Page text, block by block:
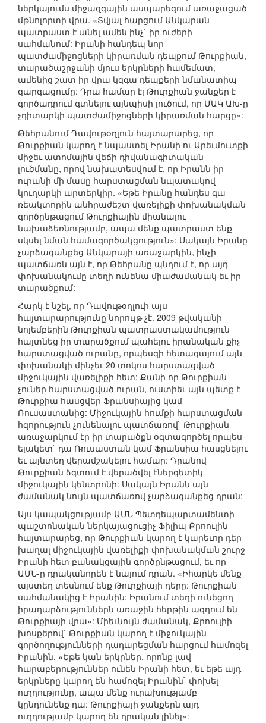
ներկայումս միջազգային ասպարեզում առաջացած
մթնոլորտի վրա. «Տվյալ հարցում Անկարան
պատրաստ է անել ամեն ինչ` իր ուժերի
սահմանում: Իրանի հանդեպ նոր
պատժամիջոցների կիրառման դեպքում Թուրքիան,
տարածաշրջանի մյուս երկրների համեմատ,
ամենից շատ իր վրա կզգա դեպքերի նմանատիպ
զարգացումը: Դրա համար էլ Թուրքիան ջանքեր է
գործադրում գտնելու այնպիսի լուծում, որ ՄԱԿ ԱԽ-ը
չդիտարկի պատժամիջոցների կիրառման հարցը»:
Թեհրանում Դավութօղլուն հայտարարեց, որ
Թուրքիան կարող է նպաստել Իրանի ու Արեւմուտքի
միջեւ ատոմային վեճի դիվանագիտական
լուծմանը, որով նախատեսվում է, որ Իրանն իր
ուրանի մի մասը հարստացման նպատակով
կուղարկի արտերկիր. «Եթե Իրանը հանդես գա
ռեակտորին անհրաժեշտ վառելիքի փոխանակման
գործընթացում Թուրքիային միանալու
նախաձեռնությամբ, ապա մենք պատրաստ ենք
սկսել նման համագործակցություն»: Սակայն Իրանը
չարձագանքեց Անկարայի առաջարկին, ինչի
պատճառն այն է, որ Թեհրանը պնդում է, որ այդ
փոխանակումը տեղի ունենա միաժամանակ եւ իր
տարածքում:
Հարկ է նշել, որ Դավութօղլուի այս
հայտարարությունը նորույթ չէ. 2009 թվականի
նոյեմբերին Թուրքիան պատրաստակամություն
հայտնեց իր տարածքում պահելու իրանական քիչ
հարստացված ուրանը, որպեսզի հետագայում այն
փոխանակի մինչեւ 20 տոկոս հարստացված
միջուկային վառելիքի հետ: Քանի որ Թուրքիան
չուներ հարստացված ուրան, ուստիեւ այն պետք է
Թուրքիա հասցվեր Ֆրանսիայից կամ
Ռուսաստանից: Միջուկային հումքի հարստացման
հզորություն չունենալու պատճառով` Թուրքիան
առաջարկում էր իր տարածքն օգտագործել որպես
ելակետ` դա Ռուսաստան կամ Ֆրանսիա հասցնելու
եւ այնտեղ վերամշակելու համար: Դրանով
Թուրքիան ձգտում է վերածվել էներգետիկ
միջուկային կենտրոնի: Սակայն Իրանն այն
ժամանակ նույն պատճառով չարձագանքեց դրան:
Այս կապակցությամբ ԱՄՆ Պետդեպարտամենտի
պաշտոնական ներկայացուցիչ Ֆիլիպ Քրոուլին
հայտարարեց, որ Թուրքիան կարող է կարեւոր դեր
խաղալ միջուկային վառելիքի փոխանակման շուրջ
Իրանի հետ բանակցային գործընթացում, եւ որ
ԱՄՆ-ը դրականորեն է նայում դրան. «Իհարկե մենք
այստեղ տեսնում ենք Թուրքիայի դերը: Թուրքիան
սահմանակից է Իրանին: Իրանում տեղի ունեցող
իրադարձություններն առաջին հերթին ազդում են
Թուրքիայի վրա»: Միեւնույն ժամանակ, Քրոուլիի
խոսքերով` Թուրքիան կարող է միջուկային
գործողությունների դադարեցման հարցում համոզել
Իրանին. «Եթե կան երկրներ, որոնք լավ
հարաբերություններ ունեն Իրանի հետ, եւ եթե այդ
երկրները կարող են համոզել Իրանին` փոխել
ուղղությունը, ապա մենք ուրախությամբ
կընդունենք դա: Թուրքիայի ջանքերն այդ
ուղղությամբ կարող են դրական լինել»: